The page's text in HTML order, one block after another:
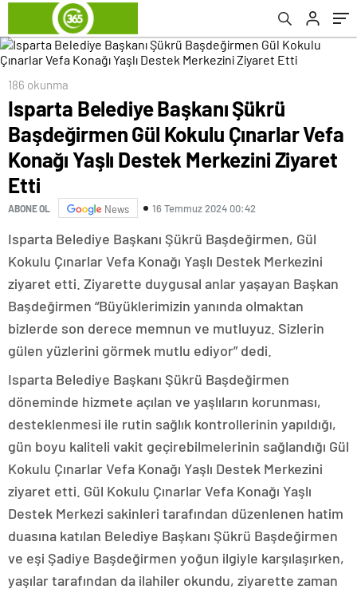
Konağı Yaşlı Destek Merkezini Ziyaret Etti
186 okunma
Isparta Belediye Başkanı Şükrü
Başdeğirmen Gül Kokulu Çınarlar Vefa
Konağı Yaşlı Destek Merkezini Ziyaret
Etti
ABONE OL News 16 Temmuz 2024 00:42
Isparta Belediye Başkanı Şükrü Başdeğirmen, Gül
Kokulu Çınarlar Vefa Konağı Yaşlı Destek Merkezini
ziyaret etti. Ziyarette duygusal anlar yaşayan Başkan
Başdeğirmen “Büyüklerimizin yanında olmaktan
bizlerde son derece memnun ve mutluyuz. Sizlerin
gülen yüzlerini görmek mutlu ediyor” dedi.
Isparta Belediye Başkanı Şükrü Başdeğirmen
döneminde hizmete açılan ve yaşlıların korunması,
desteklenmesi ile rutin sağlık kontrollerinin yapıldığı,
gün boyu kaliteli vakit geçirebilmelerinin sağlandığı Gül
Kokulu Çınarlar Vefa Konağı Yaşlı Destek Merkezini
ziyaret etti. Gül Kokulu Çınarlar Vefa Konağı Yaşlı
Destek Merkezi sakinleri tarafından düzenlenen hatim
duasına katılan Belediye Başkanı Şükrü Başdeğirmen
ve eşi Şadiye Başdeğirmen yoğun ilgiyle karşılaşırken,
yaşılar tarafından da ilahiler okundu, ziyarette zaman